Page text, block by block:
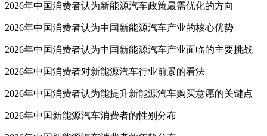
2026年中国消费者认为新能源汽车政策最需优化的方向
2026年中国消费者认为中国新能源汽车产业的核心优势
2026年中国消费者认为中国新能源汽车产业面临的主要挑战
2026年中国消费者对新能源汽车行业前景的看法
2026年中国消费者认为能提升新能源汽车购买意愿的关键点
2026年中国新能源汽车消费者的性别分布